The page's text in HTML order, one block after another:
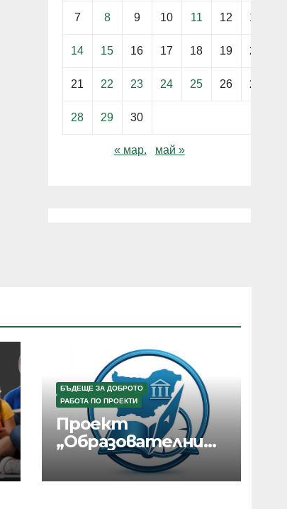
7 8 9 10 11 12 13
14 15 16 17 18 19 20
21 22 23 24 25 26 27
28 29 30
« мар. май »
БЪДЕЩЕ ЗА ДОБРОТО
РАБОТА ПО ПРОЕКТИ
Проект
„Образователни
маршрути в
България“